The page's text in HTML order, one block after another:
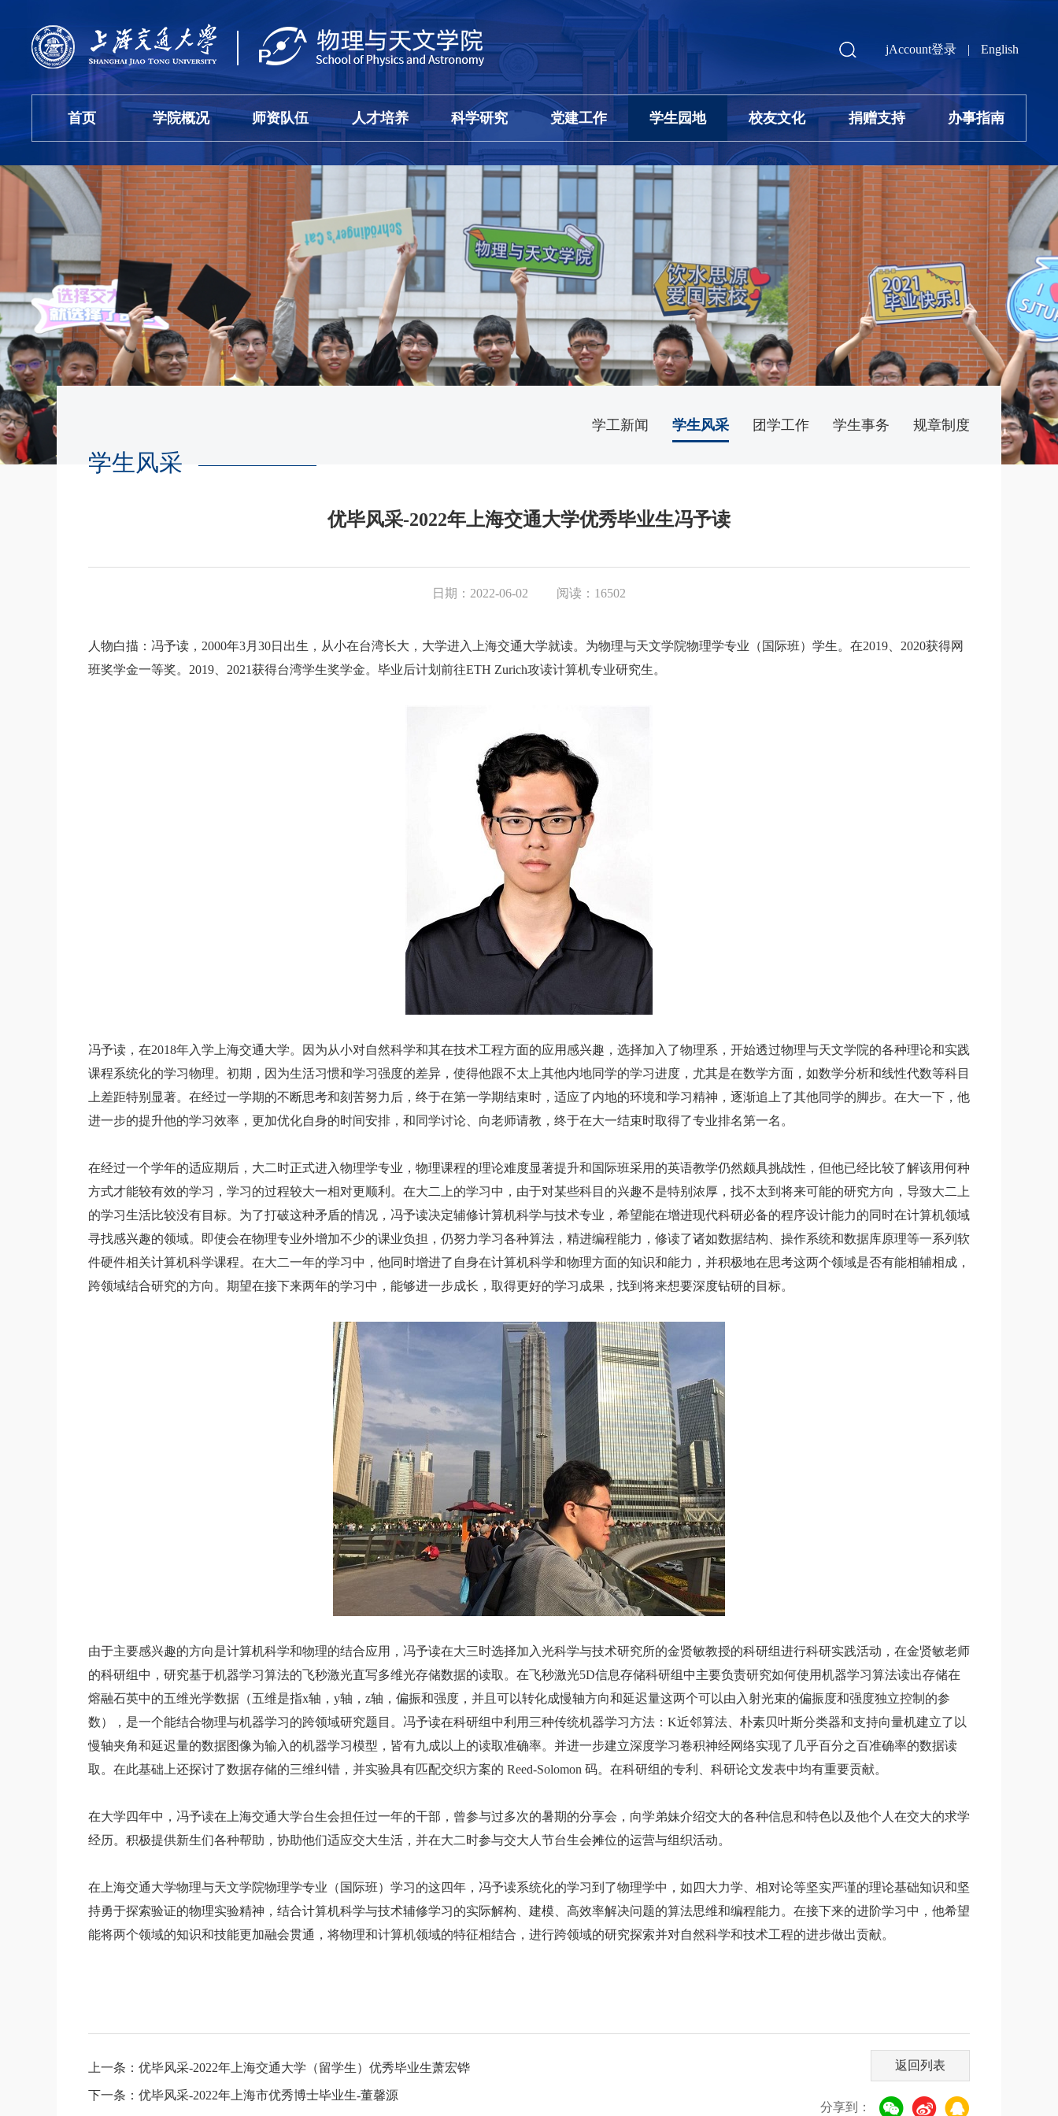
jAccount登录 | English
首页 学院概况 师资队伍 人才培养 科学研究 党建工作 学生园地 校友文化 捐赠支持 办事指南
学工新闻 学生风采 团学工作 学生事务 规章制度
学生风采
优毕风采-2022年上海交通大学优秀毕业生冯予读
日期：2022-06-02 阅读：16502
人物白描：冯予读，2000年3月30日出生，从小在台湾长大，大学进入上海交通大学就读。为物理与天文学院物理学专业（国际班）学生。在2019、2020获得网
班奖学金一等奖。2019、2021获得台湾学生奖学金。毕业后计划前往ETH Zurich攻读计算机专业研究生。
冯予读，在2018年入学上海交通大学。因为从小对自然科学和其在技术工程方面的应用感兴趣，选择加入了物理系，开始透过物理与天文学院的各种理论和实践
课程系统化的学习物理。初期，因为生活习惯和学习强度的差异，使得他跟不太上其他内地同学的学习进度，尤其是在数学方面，如数学分析和线性代数等科目
上差距特别显著。在经过一学期的不断思考和刻苦努力后，终于在第一学期结束时，适应了内地的环境和学习精神，逐渐追上了其他同学的脚步。在大一下，他
进一步的提升他的学习效率，更加优化自身的时间安排，和同学讨论、向老师请教，终于在大一结束时取得了专业排名第一名。
在经过一个学年的适应期后，大二时正式进入物理学专业，物理课程的理论难度显著提升和国际班采用的英语教学仍然颇具挑战性，但他已经比较了解该用何种
方式才能较有效的学习，学习的过程较大一相对更顺利。在大二上的学习中，由于对某些科目的兴趣不是特别浓厚，找不太到将来可能的研究方向，导致大二上
的学习生活比较没有目标。为了打破这种矛盾的情况，冯予读决定辅修计算机科学与技术专业，希望能在增进现代科研必备的程序设计能力的同时在计算机领域
寻找感兴趣的领域。即使会在物理专业外增加不少的课业负担，仍努力学习各种算法，精进编程能力，修读了诸如数据结构、操作系统和数据库原理等一系列软
件硬件相关计算机科学课程。在大二一年的学习中，他同时增进了自身在计算机科学和物理方面的知识和能力，并积极地在思考这两个领域是否有能相辅相成，
跨领域结合研究的方向。期望在接下来两年的学习中，能够进一步成长，取得更好的学习成果，找到将来想要深度钻研的目标。
由于主要感兴趣的方向是计算机科学和物理的结合应用，冯予读在大三时选择加入光科学与技术研究所的金贤敏教授的科研组进行科研实践活动，在金贤敏老师
的科研组中，研究基于机器学习算法的飞秒激光直写多维光存储数据的读取。在飞秒激光5D信息存储科研组中主要负责研究如何使用机器学习算法读出存储在
熔融石英中的五维光学数据（五维是指x轴，y轴，z轴，偏振和强度，并且可以转化成慢轴方向和延迟量这两个可以由入射光束的偏振度和强度独立控制的参
数），是一个能结合物理与机器学习的跨领域研究题目。冯予读在科研组中利用三种传统机器学习方法：K近邻算法、朴素贝叶斯分类器和支持向量机建立了以
慢轴夹角和延迟量的数据图像为输入的机器学习模型，皆有九成以上的读取准确率。并进一步建立深度学习卷积神经网络实现了几乎百分之百准确率的数据读
取。在此基础上还探讨了数据存储的三维纠错，并实验具有匹配交织方案的 Reed-Solomon 码。在科研组的专利、科研论文发表中均有重要贡献。
在大学四年中，冯予读在上海交通大学台生会担任过一年的干部，曾参与过多次的暑期的分享会，向学弟妹介绍交大的各种信息和特色以及他个人在交大的求学
经历。积极提供新生们各种帮助，协助他们适应交大生活，并在大二时参与交大人节台生会摊位的运营与组织活动。
在上海交通大学物理与天文学院物理学专业（国际班）学习的这四年，冯予读系统化的学习到了物理学中，如四大力学、相对论等坚实严谨的理论基础知识和坚
持勇于探索验证的物理实验精神，结合计算机科学与技术辅修学习的实际解构、建模、高效率解决问题的算法思维和编程能力。在接下来的进阶学习中，他希望
能将两个领域的知识和技能更加融会贯通，将物理和计算机领域的特征相结合，进行跨领域的研究探索并对自然科学和技术工程的进步做出贡献。
上一条：优毕风采-2022年上海交通大学（留学生）优秀毕业生萧宏铧
下一条：优毕风采-2022年上海市优秀博士毕业生-董馨源
返回列表
分享到：